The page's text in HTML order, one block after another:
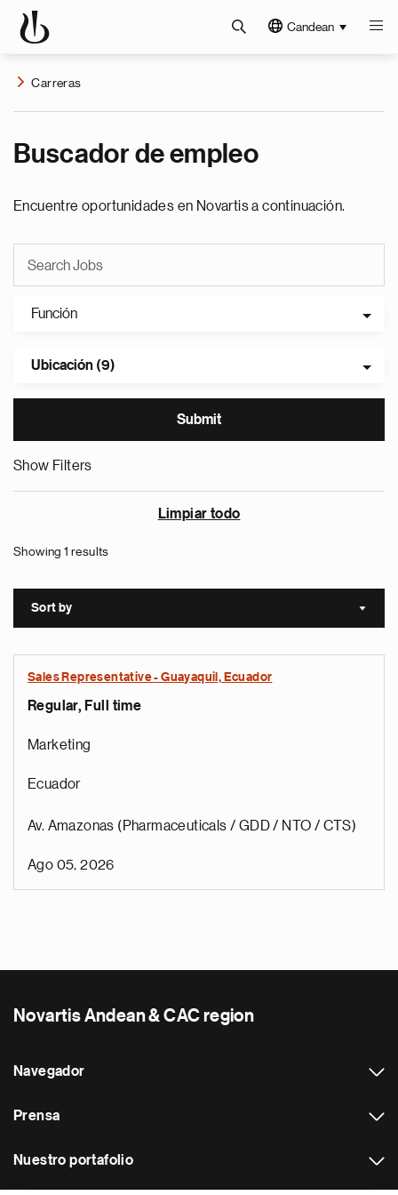
Candean
Carreras
Buscador de empleo
Encuentre oportunidades en Novartis a continuación.
Función
Ubicación (9)
Show Filters
Limpiar todo
Showing 1 results
Sort by Sort
Sales Representative - Guayaquil, Ecuador
Regular, Full time
Marketing
Ecuador
Av. Amazonas (Pharmaceuticals / GDD / NTO / CTS)
Ago 05, 2026
Novartis Andean & CAC region
Navegador
Prensa
Nuestro portafolio